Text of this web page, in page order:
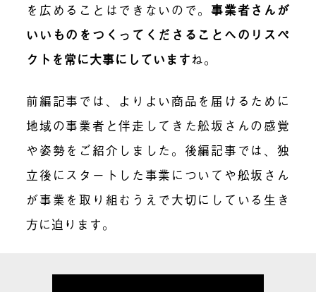
を広めることはできないので。事業者さんが
いいものをつくってくださることへのリスペ
クトを常に大事にしていますね。
前編記事では、よりよい商品を届けるために
地域の事業者と伴走してきた舩坂さんの感覚
や姿勢をご紹介しました。後編記事では、独
立後にスタートした事業についてや舩坂さん
が事業を取り組むうえで大切にしている生き
方に迫ります。